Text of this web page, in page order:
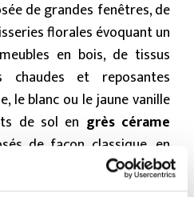
de grandes fenêtres, de
florales évoquant un
en bois, de tissus
chaudes et reposantes
le blanc ou le jaune vanille
de sol en grès cérame
de façon classique, en